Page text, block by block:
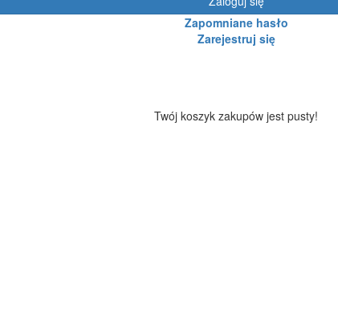
Zapomniane hasło
Zarejestruj się
Twój koszyk zakupów jest pusty!